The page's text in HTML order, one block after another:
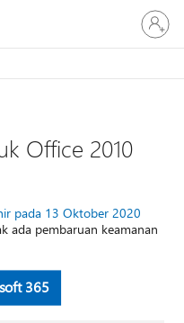
Masuk
ke
akun
Office 2010
pada 13 Oktober 2020
ada pembaruan keamanan
365